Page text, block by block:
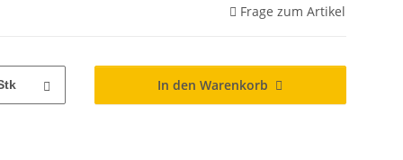
Frage zum Artikel
In den Warenkorb